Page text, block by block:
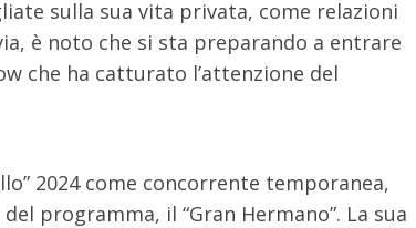
sulla sua vita privata, come relazioni
è noto che si sta preparando a entrare
che ha catturato l’attenzione del
2024 come concorrente temporanea,
programma, il “Gran Hermano”. La sua